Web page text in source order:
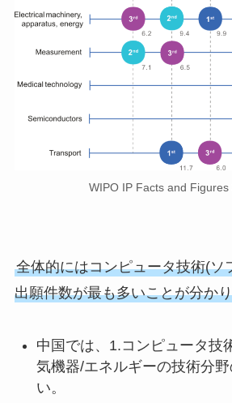
WIPO IP Facts and Figures
全体的にはコンピュータ技術(ソ
出願件数が最も多いことが分か
中国では、1.コンピュータ技
気機器/エネルギーの技術分
い。